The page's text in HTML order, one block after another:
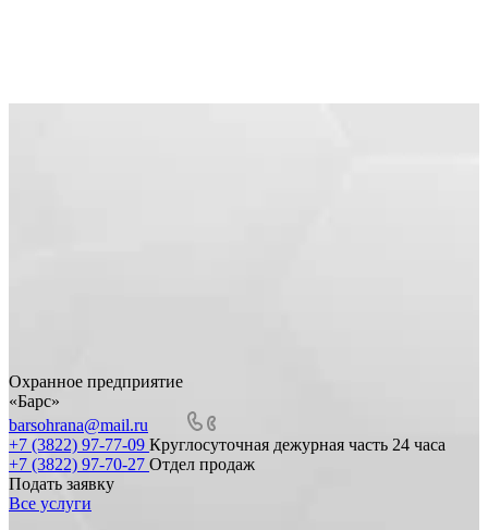
Охранное предприятие
«Барс»
barsohrana@mail.ru
+7 (3822) 97-77-09 Круглосуточная дежурная часть 24 часа
+7 (3822) 97-70-27 Отдел продаж
Подать заявку
Все услуги